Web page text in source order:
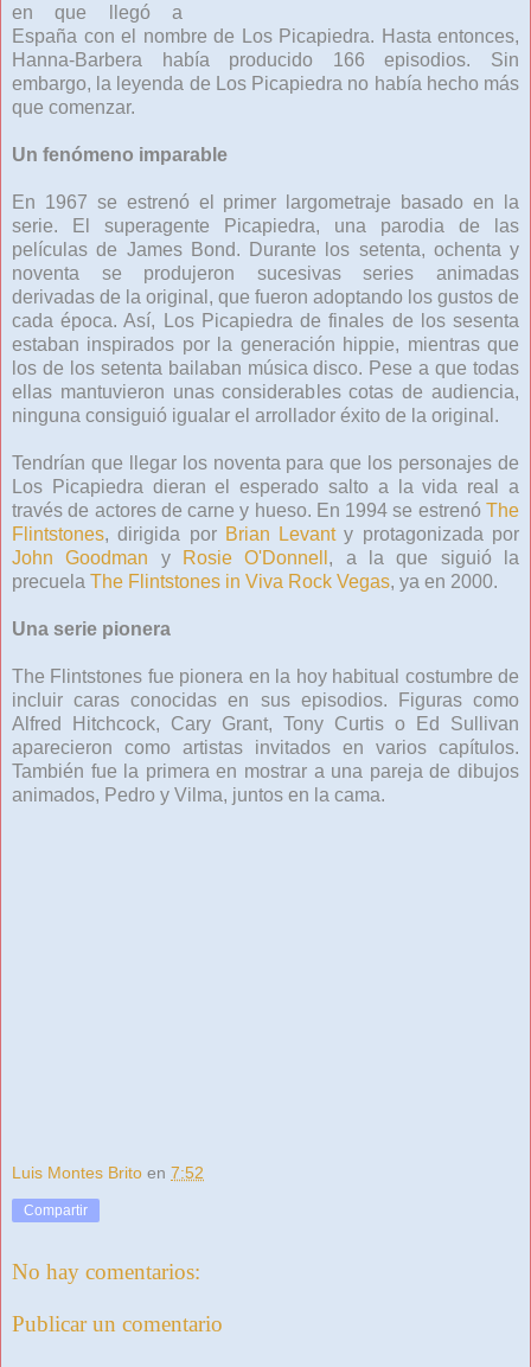
en que llegó a
España con el nombre de Los Picapiedra. Hasta entonces,
Hanna-Barbera había producido 166 episodios. Sin
embargo, la leyenda de Los Picapiedra no había hecho más
que comenzar.
Un fenómeno imparable
En 1967 se estrenó el primer largometraje basado en la
serie. El superagente Picapiedra, una parodia de las
películas de James Bond. Durante los setenta, ochenta y
noventa se produjeron sucesivas series animadas
derivadas de la original, que fueron adoptando los gustos de
cada época. Así, Los Picapiedra de finales de los sesenta
estaban inspirados por la generación hippie, mientras que
los de los setenta bailaban música disco. Pese a que todas
ellas mantuvieron unas considerables cotas de audiencia,
ninguna consiguió igualar el arrollador éxito de la original.
Tendrían que llegar los noventa para que los personajes de
Los Picapiedra dieran el esperado salto a la vida real a
través de actores de carne y hueso. En 1994 se estrenó The
Flintstones, dirigida por Brian Levanty protagonizada por
John Goodman y Rosie O'Donnell , a la que siguió la
precuela The Flintstones in Viva Rock Vegas, ya en 2000.
Una serie pionera
The Flintstones fue pionera en la hoy habitual costumbre de
incluir caras conocidas en sus episodios. Figuras como
Alfred Hitchcock, Cary Grant, Tony Curtis o Ed Sullivan
aparecieron como artistas invitados en varios capítulos.
También fue la primera en mostrar a una pareja de dibujos
animados, Pedro y Vilma, juntos en la cama.
Luis Montes Brito en 7:52
Compartir
No hay comentarios:
Publicar un comentario